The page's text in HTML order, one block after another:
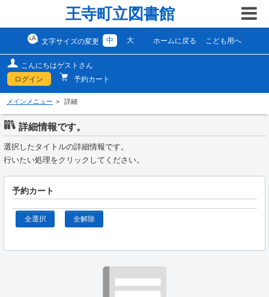
王寺町立図書館
文字サイズの変更 中 大 ホームに戻る こども用へ
こんにちはゲストさん
ログイン
予約カート
メインメニュー 詳細
詳細情報です。
選択したタイトルの詳細情報です。
行いたい処理をクリックしてください。
予約カート
全選択 全解除